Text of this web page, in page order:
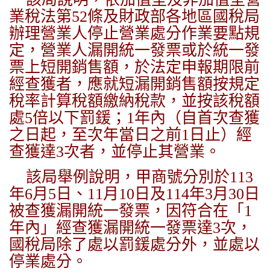
業稅法第52條及財政部各地區國稅局
辦理營業人停止營業處分作業要點規
定，營業人漏開統一發票或於統一發
票上短開銷售額，於法定申報期限前
經查獲者，應就短漏開銷售額按規定
稅率計算稅額繳納稅款，並按該稅額
處5倍以下罰鍰；1年內（自首次查獲
之日起，至次年當日之前1日止）經
查獲達3次者，並停止其營業。
該局舉例說明，甲商號分別於113
年6月5日、11月10日及114年3月30日
被查獲漏開統一發票，因符合在「1
年內」經查獲漏開統一發票達3次，
國稅局除了處以罰鍰處分外，並處以
停業處分。